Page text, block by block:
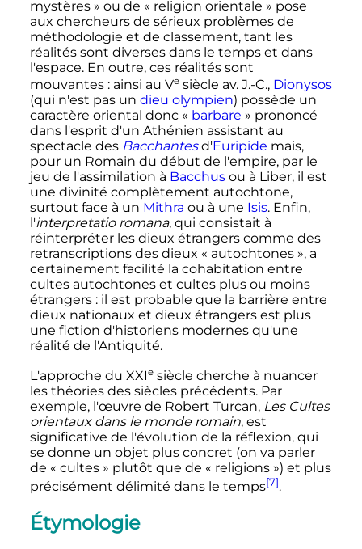
mystères » ou de « religion orientale » pose
aux chercheurs de sérieux problèmes de
méthodologie et de classement, tant les
réalités sont diverses dans le temps et dans
l'espace. En outre, ces réalités sont
mouvantes : ainsi au Ve siècle av. J.-C., Dionysos
(qui n'est pas un dieu olympien) possède un
caractère oriental donc « barbare » prononcé
dans l'esprit d'un Athénien assistant au
spectacle des Bacchantesd'Euripide mais,
pour un Romain du début de l'empire, par le
jeu de l'assimilation à Bacchusou à Liber, il est
une divinité complètement autochtone,
surtout face à un Mithra ou à une Isis. Enfin,
l'interpretatio romana, qui consistait à
réinterpréter les dieux étrangers comme des
retranscriptions des dieux « autochtones », a
certainement facilité la cohabitation entre
cultes autochtones et cultes plus ou moins
étrangers : il est probable que la barrière entre
dieux nationaux et dieux étrangers est plus
une fiction d'historiens modernes qu'une
réalité de l'Antiquité.
L'approche du XXIe siècle cherche à nuancer
les théories des siècles précédents. Par
exemple, l'œuvre de Robert Turcan, Les Cultes
orientaux dans le monde romain, est
significative de l'évolution de la réflexion, qui
se donne un objet plus concret (on va parler
de « cultes » plutôt que de « religions ») et plus
précisément délimité dans le temps[7].
Étymologie